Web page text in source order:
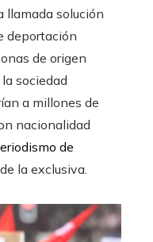
llamada solución
deportación
de origen
sociedad
a millones de
nacionalidad
de
la exclusiva.